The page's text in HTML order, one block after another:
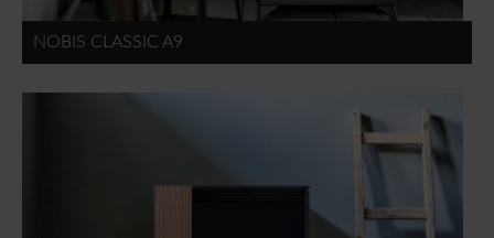
NOBIS CLASSIC A9